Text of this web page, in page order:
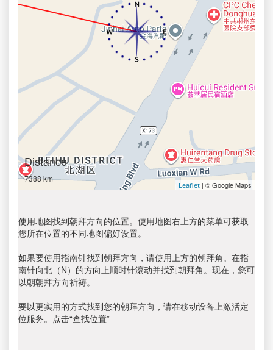
Distance
7388 km
Leaflet | © Google Maps
使用地图找到朝拜方向的位置。使用地图右上方的菜单可获取
您所在位置的不同地图偏好设置。
如果要使用指南针找到朝拜方向，请使用上方的朝拜角。在指
南针向北（N）的方向上顺时针滚动并找到朝拜角。现在，您可
以朝朝拜方向祈祷。
要以更实用的方式找到您的朝拜方向，请在移动设备上激活定
位服务。点击“查找位置”